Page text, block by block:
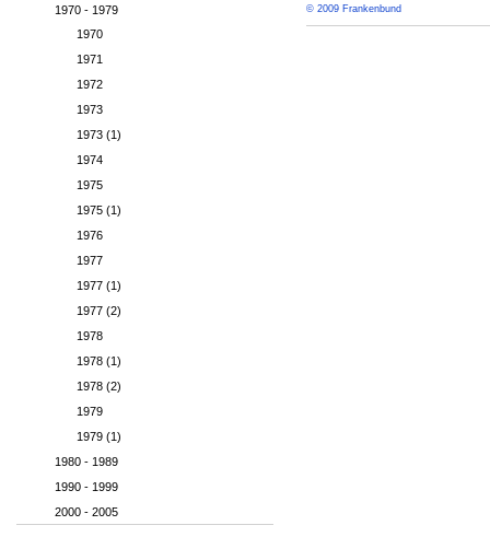
© 2009 Frankenbund
1970 - 1979
1970
1971
1972
1973
1973 (1)
1974
1975
1975 (1)
1976
1977
1977 (1)
1977 (2)
1978
1978 (1)
1978 (2)
1979
1979 (1)
1980 - 1989
1990 - 1999
2000 - 2005